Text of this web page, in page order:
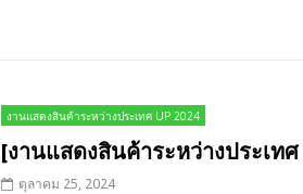
งานแสดงสินค้าระหว่างประเทศ UP 2024
[งานแสดงสินค้าระหว่างประเท
ตุลาคม 25, 2024